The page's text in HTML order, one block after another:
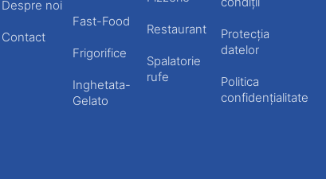
Despre noi
Contact
Fast-Food
Frigorifice
Inghetata-
Gelato
Restaurant
Spalatorie
rufe
Protecția
datelor
Politica
confidențialitate